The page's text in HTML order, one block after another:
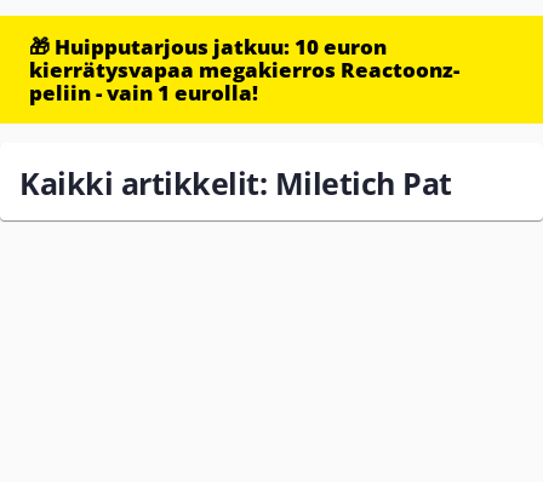
🎁 Huipputarjous jatkuu: 10 euron
kierrätysvapaa megakierros Reactoonz-
peliin - vain 1 eurolla!
Kaikki artikkelit: Miletich Pat